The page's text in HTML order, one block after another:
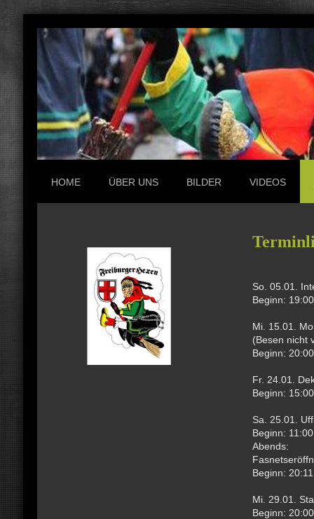
HOME ÜBER UNS BILDER VIDEOS
So. 05.01.
Beginn:
Mi. 15.01.
(Besen nicht
Beginn:
Fr. 24.01.
Beginn:
Sa. 25.01.
Beginn:
Abends:
Beginn:
Mi. 29.01.
Beginn: